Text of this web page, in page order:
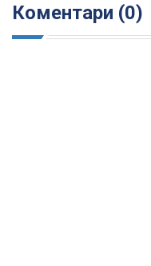
Коментари (0)